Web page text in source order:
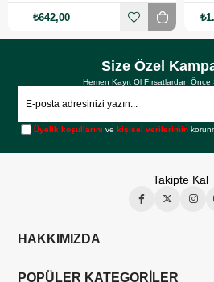
₺642,00
Size Özel
Hemen Kayıt Ol Fırsatlardan
Üyelik koşullarını vekişisel verilerimin
Takipte Kal
HAKKIMIZDA
POPÜLER KATEGORİLER